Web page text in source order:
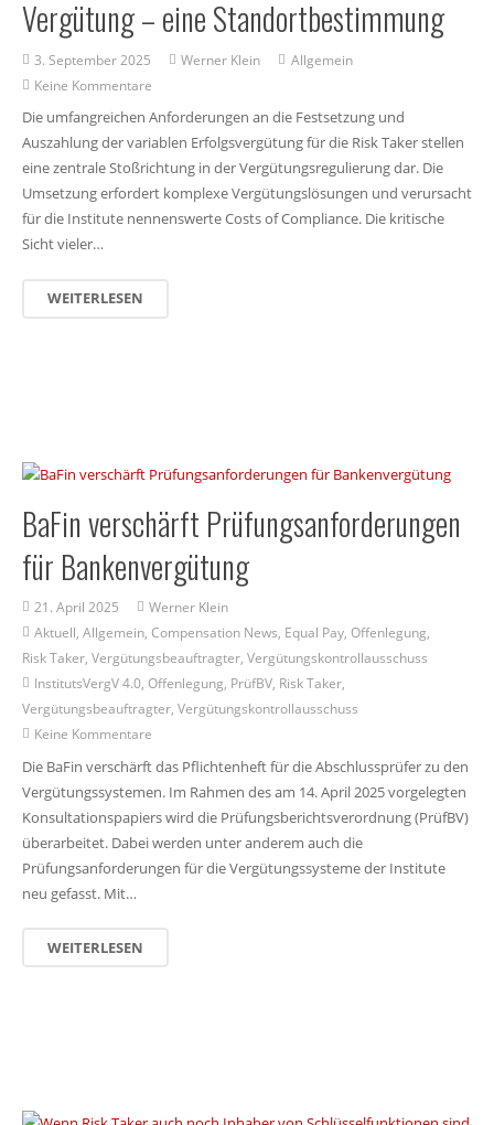
Vergütung – eine Standortbestimmung
3. September 2025 Werner Klein
Allgemein
Keine Kommentare
Die umfangreichen Anforderungen an die Festsetzung und
Auszahlung der variablen Erfolgsvergütung für die Risk Taker stellen
eine zentrale Stoßrichtung in der Vergütungsregulierung dar. Die
Umsetzung erfordert komplexe Vergütungslösungen und verursacht
für die Institute nennenswerte Costs of Compliance. Die kritische
Sicht vieler…
WEITERLESEN
BaFin verschärft Prüfungsanforderungen
für Bankenvergütung
21. April 2025
Werner Klein
Aktuell ,Allgemein ,Compensation News Equal Pay ,Offenlegung
Risk Taker, Vergütungsbeauftragter, Vergütungskontrollausschuss
InstitutsVergV 4.0 ,Offenlegung PrüfBV Risk Taker
Vergütungsbeauftragter, Vergütungskontrollausschuss
Keine Kommentare
Die BaFin verschärft das Pflichtenheft für die Abschlussprüfer zu den
Vergütungssystemen. Im Rahmen des am 14. April 2025 vorgelegten
Konsultationspapiers wird die Prüfungsberichtsverordnung (PrüfBV)
überarbeitet. Dabei werden unter anderem auch die
Prüfungsanforderungen für die Vergütungssysteme der Institute
neu gefasst. Mit…
WEITERLESEN